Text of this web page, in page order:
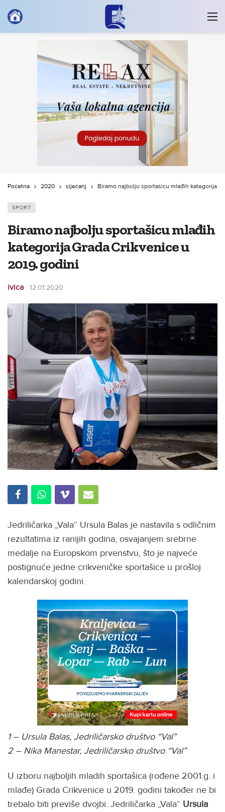
Početna 2020 siječanj Biramo najbolju sportašicu mlađih kategorija
SPORT
Biramo najbolju sportašicu mlađih
kategorija Grada Crikvenice u
2019. godini
ivica 12.01.2020
Jedriličarka „Vala“ Ursula Balas je nastavila s odličnim
rezultatima iz ranijih godina, osvajanjem srebrne
medalje na Europskom prvenstvu, što je najveće
postignuće jedne crikveničke sportašice u prošloj
kalendarskoj godini.
1 – Ursula Balas, Jedriličarsko društvo “Val”
2 – Nika Manestar, Jedriličarsko društvo “Val”
U izboru najboljih mladih sportašica (rođene 2001.g. i
mlađe) Grada Crikvenice u 2019. godini također ne bi
trebalo biti previše dvojbi. Jedriličarka „Vala“ Ursula